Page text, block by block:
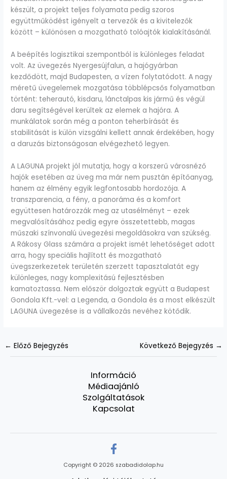
készült, a projekt teljes folyamata pedig szoros
együttműködést igényelt a tervezők és a kivitelezők
között – különösen a mozgatható tolóajtók kialakításánál.
A beépítés logisztikai szempontból is különleges feladat
volt. Az üvegezés Nyergesújfalun, a hajógyárban
kezdődött, majd Budapesten, a vízen folytatódott. A nagy
méretű üvegelemek mozgatása többlépcsős folyamatban
történt: teherautó, kisdaru, lánctalpas kis jármű és végül
daru segítségével kerültek az elemek a hajóra. A
munkálatok során még a ponton teherbírását és
stabilitását is külön vizsgálni kellett annak érdekében, hogy
a daruzás biztonságosan elvégezhető legyen.
A LAGUNA projekt jól mutatja, hogy a korszerű városnéző
hajók esetében az üveg ma már nem pusztán építőanyag,
hanem az élmény egyik legfontosabb hordozója. A
transzparencia, a fény, a panoráma és a komfort
együttesen határozzák meg az utasélményt – ezek
megvalósításához pedig egyre összetettebb, magas
műszaki színvonalú üvegezési megoldásokra van szükség.
A Rákosy Glass számára a projekt ismét lehetőséget adott
arra, hogy speciális hajlított és mozgatható
üvegszerkezetek területén szerzett tapasztalatát egy
különleges, nagy komplexitású fejlesztésben
kamatoztassa. Nem először dolgoztak együtt a Budapest
Gondola Kft.-vel: a Legenda, a Gondola és a most elkészült
LAGUNA üvegezése is a vállalkozás nevéhez kötődik.
← Előző Bejegyzés Következő Bejegyzés →
Információ
Médiaajánló
Szolgáltatások
Kapcsolat
Copyright © 2026 szabadidolap.hu